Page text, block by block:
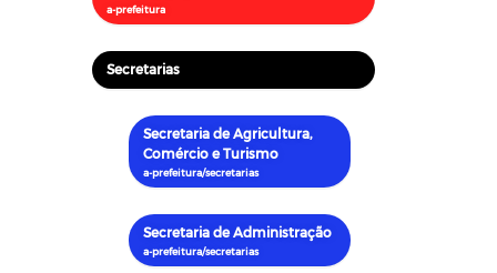
Secretarias
Secretaria de Agricultura,
Comércio e Turismo
Secretaria de Administração